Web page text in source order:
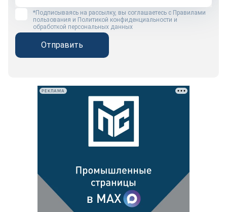
*Подписываясь на рассылку, вы соглашаетесь с Правилами
пользования и Политикой конфиденциальности и
обработкой персональных данных
Отправить
РЕКЛАМА